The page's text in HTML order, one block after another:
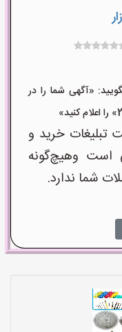
«آگهی شما را در
خرید و
است وهیچ‌گونه
شما ندارد.